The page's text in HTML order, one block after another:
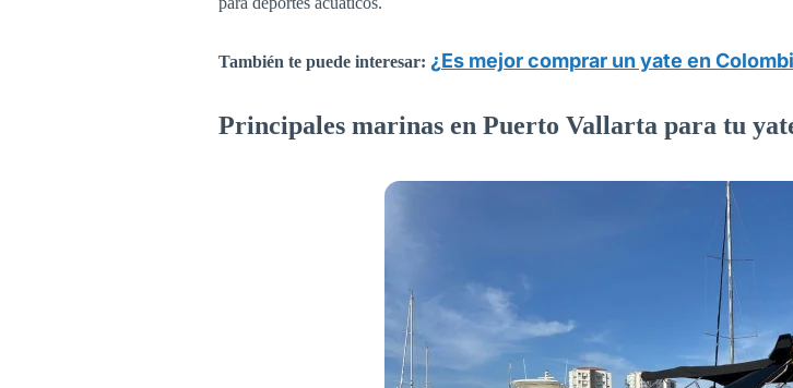
También te puede interesar: ¿Es mejor comprar un yate en
Principales marinas en Puerto Vallarta para tu